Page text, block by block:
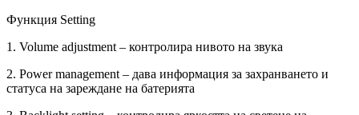
Функция Setting
1. Volume adjustment – контролира нивото на звука
2. Power management – дава информация за захранването и
статуса на зареждане на батерията